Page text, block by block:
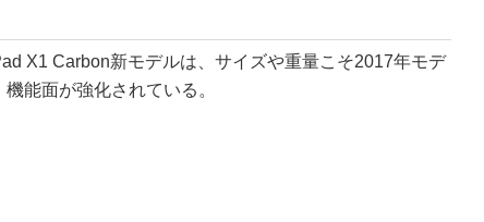
X1 Carbon新モデルは、サイズや重量こそ2017年モデ
能面が強化されている。